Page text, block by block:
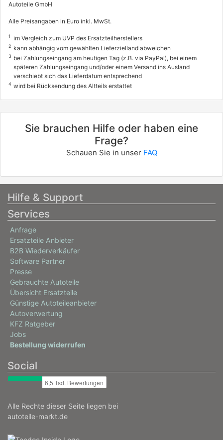
Autoteile GmbH
Alle Preisangaben in Euro inkl. MwSt.
1 im Vergleich zum UVP des Ersatzteilherstellers
2 kann abhängig vom gewählten Lieferzielland abweichen
3 bei Zahlungseingang am heutigen Tag (z.B. via PayPal), bei einem
späteren Zahlungseingang und/oder einem Versand ins Ausland
verschiebt sich das Lieferdatum entsprechend
4 wird bei Rücksendung des Altteils erstattet
Sie brauchen Hilfe oder haben eine
Frage?
Schauen Sie in unser FAQ
Hilfe & Support
Services
Anfrage
Ersatzteile Anbieter
B2B Wiederverkäufer
Software Partner
Presse
Gebrauchte Autoteile
Übersicht Ersatzteile
Günstige Autoteileanbieter
Autoverwertung
KFZ Ratgeber
Jobs
Bestellung widerrufen
Social
Alle Rechte dieser Seite liegen bei
autoteile-markt.de